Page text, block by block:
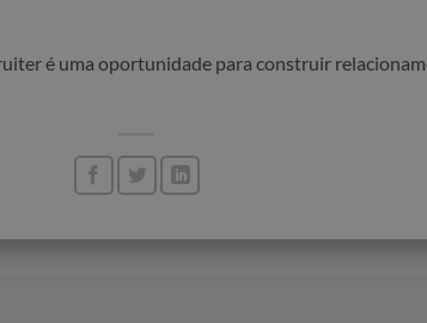
é uma oportunidade para construir